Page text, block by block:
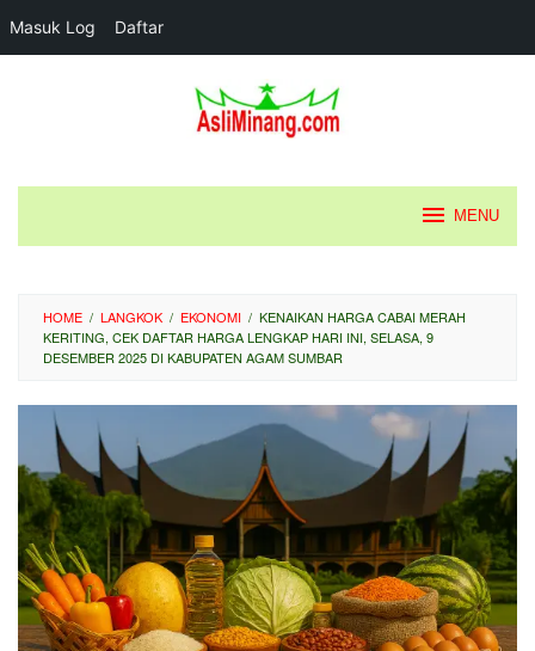
Masuk Log Daftar
MENU
HOME / LANGKOK / EKONOMI / KENAIKAN HARGA CABAI MERAH
KERITING, CEK DAFTAR HARGA LENGKAP HARI INI, SELASA, 9
DESEMBER 2025 DI KABUPATEN AGAM SUMBAR